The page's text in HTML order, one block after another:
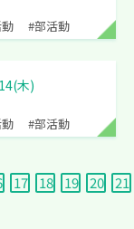
#部活動
#部活動
木)
17 18 19 20 21